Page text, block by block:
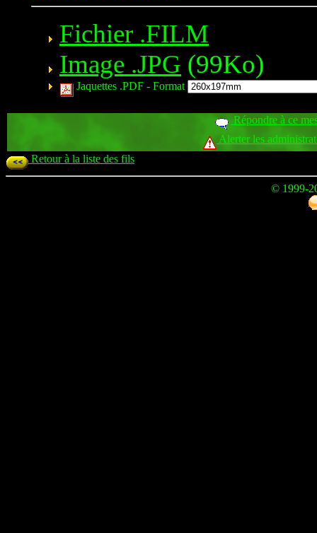
Fichier .FILM
Image .JPG (99Ko)
Jaquettes .PDF - Format
Répondre à ce
Alerter les
Retour à la liste des fils
© 1999-